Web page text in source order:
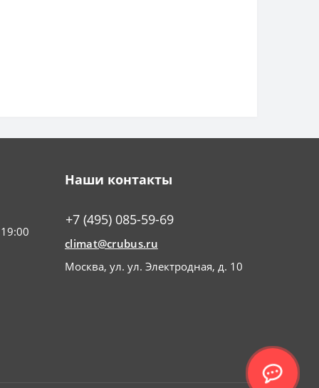
Наши контакты
+7 (495) 085-59-69
climat@crubus.ru
Москва, ул. ул. Электродная, д. 10